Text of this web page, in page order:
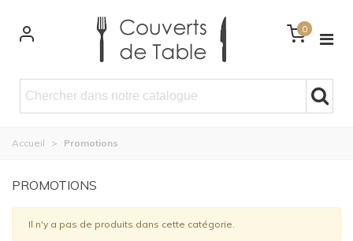
0
Accueil > Promotions
PROMOTIONS
Il n'y a pas de produits dans cette catégorie.